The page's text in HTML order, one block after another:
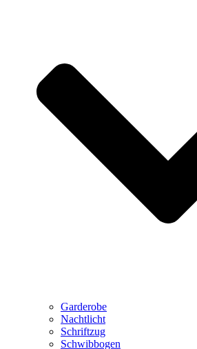
Garderobe
Nachtlicht
Schriftzug
Schwibbogen